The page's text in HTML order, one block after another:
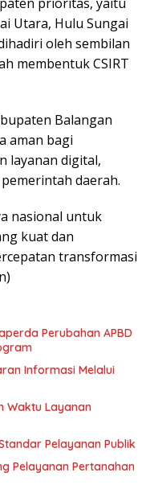
Utara, Hulu Sungai
oleh sembilan
membentuk CSIRT
Balangan
aman bagi
layanan digital,
daerah.
nasional untuk
kuat dan
transformasi
Perubahan APBD
Informasi Melalui
Waktu Layanan
Pelayanan Publik
Pelayanan Pertanahan